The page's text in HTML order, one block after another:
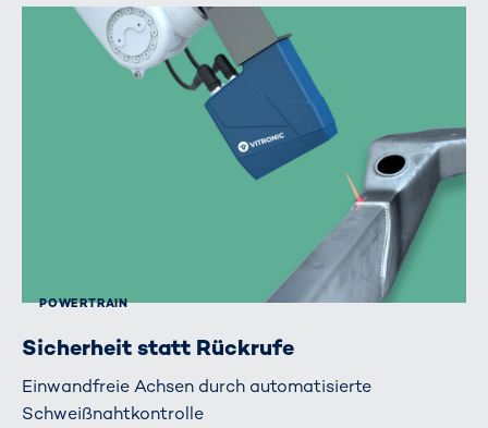
POWERTRAIN
Sicherheit statt Rückrufe
Einwandfreie Achsen durch automatisierte
Schweißnahtkontrolle